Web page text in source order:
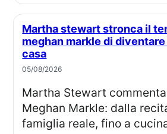
Martha stewart stronca il tentativo di
meghan markle di
casa
05/08/2026
Martha Stewart commenta il percorso di
Meghan Markle: dalla
famiglia reale, fino a